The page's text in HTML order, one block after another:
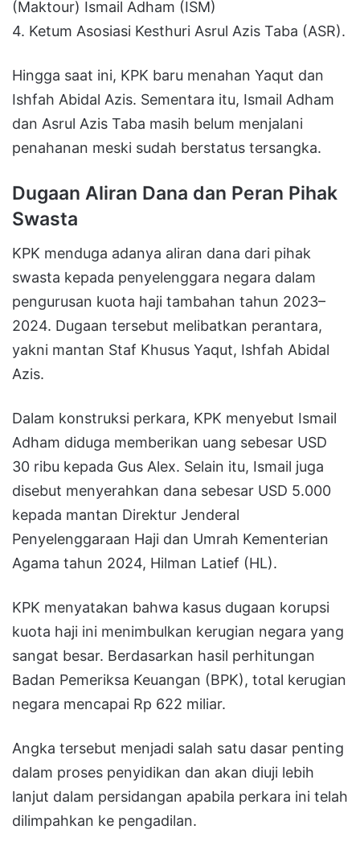
(Maktour) Ismail Adham (ISM)
4. Ketum Asosiasi Kesthuri Asrul Azis Taba (ASR).
Hingga saat ini, KPK baru menahan Yaqut dan
Ishfah Abidal Azis. Sementara itu, Ismail Adham
dan Asrul Azis Taba masih belum menjalani
penahanan meski sudah berstatus tersangka.
Dugaan Aliran Dana dan Peran Pihak
Swasta
KPK menduga adanya aliran dana dari pihak
swasta kepada penyelenggara negara dalam
pengurusan kuota haji tambahan tahun 2023–
2024. Dugaan tersebut melibatkan perantara,
yakni mantan Staf Khusus Yaqut, Ishfah Abidal
Azis.
Dalam konstruksi perkara, KPK menyebut Ismail
Adham diduga memberikan uang sebesar USD
30 ribu kepada Gus Alex. Selain itu, Ismail juga
disebut menyerahkan dana sebesar USD 5.000
kepada mantan Direktur Jenderal
Penyelenggaraan Haji dan Umrah Kementerian
Agama tahun 2024, Hilman Latief (HL).
KPK menyatakan bahwa kasus dugaan korupsi
kuota haji ini menimbulkan kerugian negara yang
sangat besar. Berdasarkan hasil perhitungan
Badan Pemeriksa Keuangan (BPK), total kerugian
negara mencapai Rp 622 miliar.
Angka tersebut menjadi salah satu dasar penting
dalam proses penyidikan dan akan diuji lebih
lanjut dalam persidangan apabila perkara ini telah
dilimpahkan ke pengadilan.